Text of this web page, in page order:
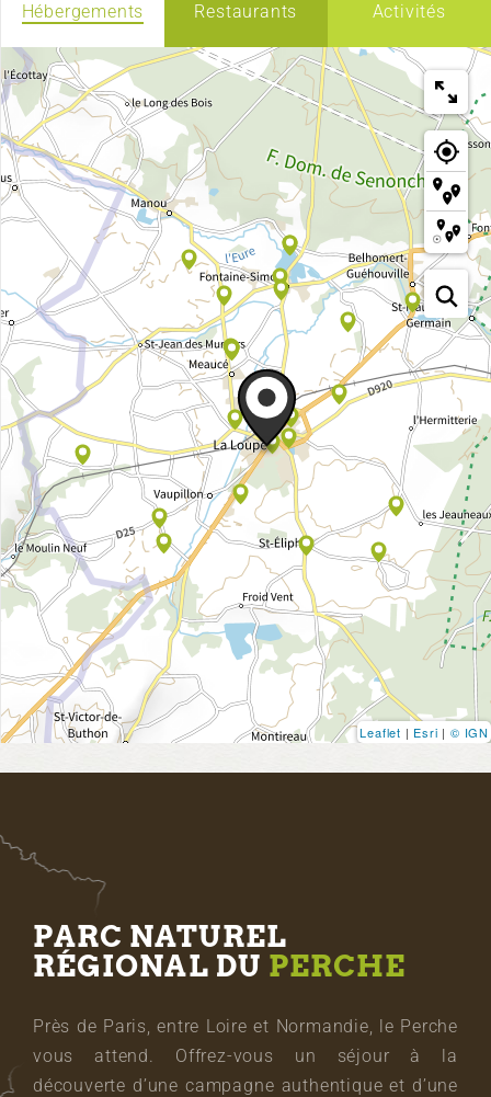
Hébergements Restaurants Activités
Leaflet | Esri | © IGN
PARC NATUREL
RÉGIONAL DU PERCHE
Près de Paris, entre Loire et Normandie, le Perche
vous attend. Offrez-vous un séjour à la
découverte d’une campagne authentique et d’une